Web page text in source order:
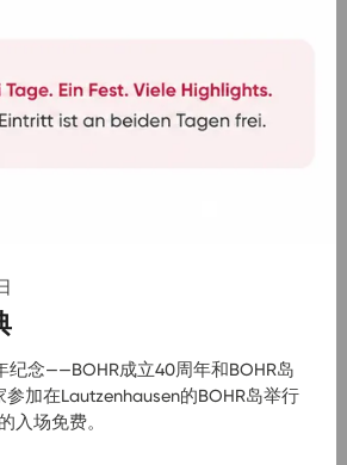
起 2,649 €
起 1,299 €
纪念——BOHR成立40周年和BOHR岛
加在Lautzenhausen的BOHR岛举行
入场免费。